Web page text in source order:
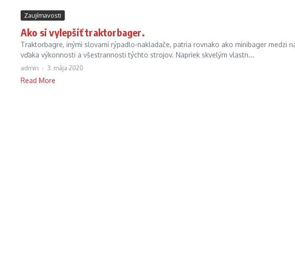
Zaujímavosti
Ako si vylepšiť traktorbager.
Traktorbagre, inými slovami rýpadlo-nakladače, patria rovnako ako minibager medzi
vďaka výkonnosti a všestrannosti týchto strojov. Napriek skvelým vlastn...
admin 3. mája 2020
Read More